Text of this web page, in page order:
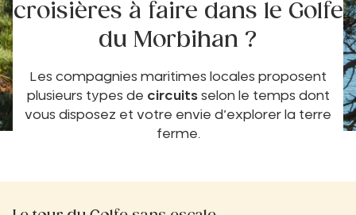
croisières à faire dans le Golfe
du Morbihan ?
Les compagnies maritimes locales proposent
plusieurs types de circuitsselon le temps dont
vous disposez et votre envie d’explorer la terre
ferme.